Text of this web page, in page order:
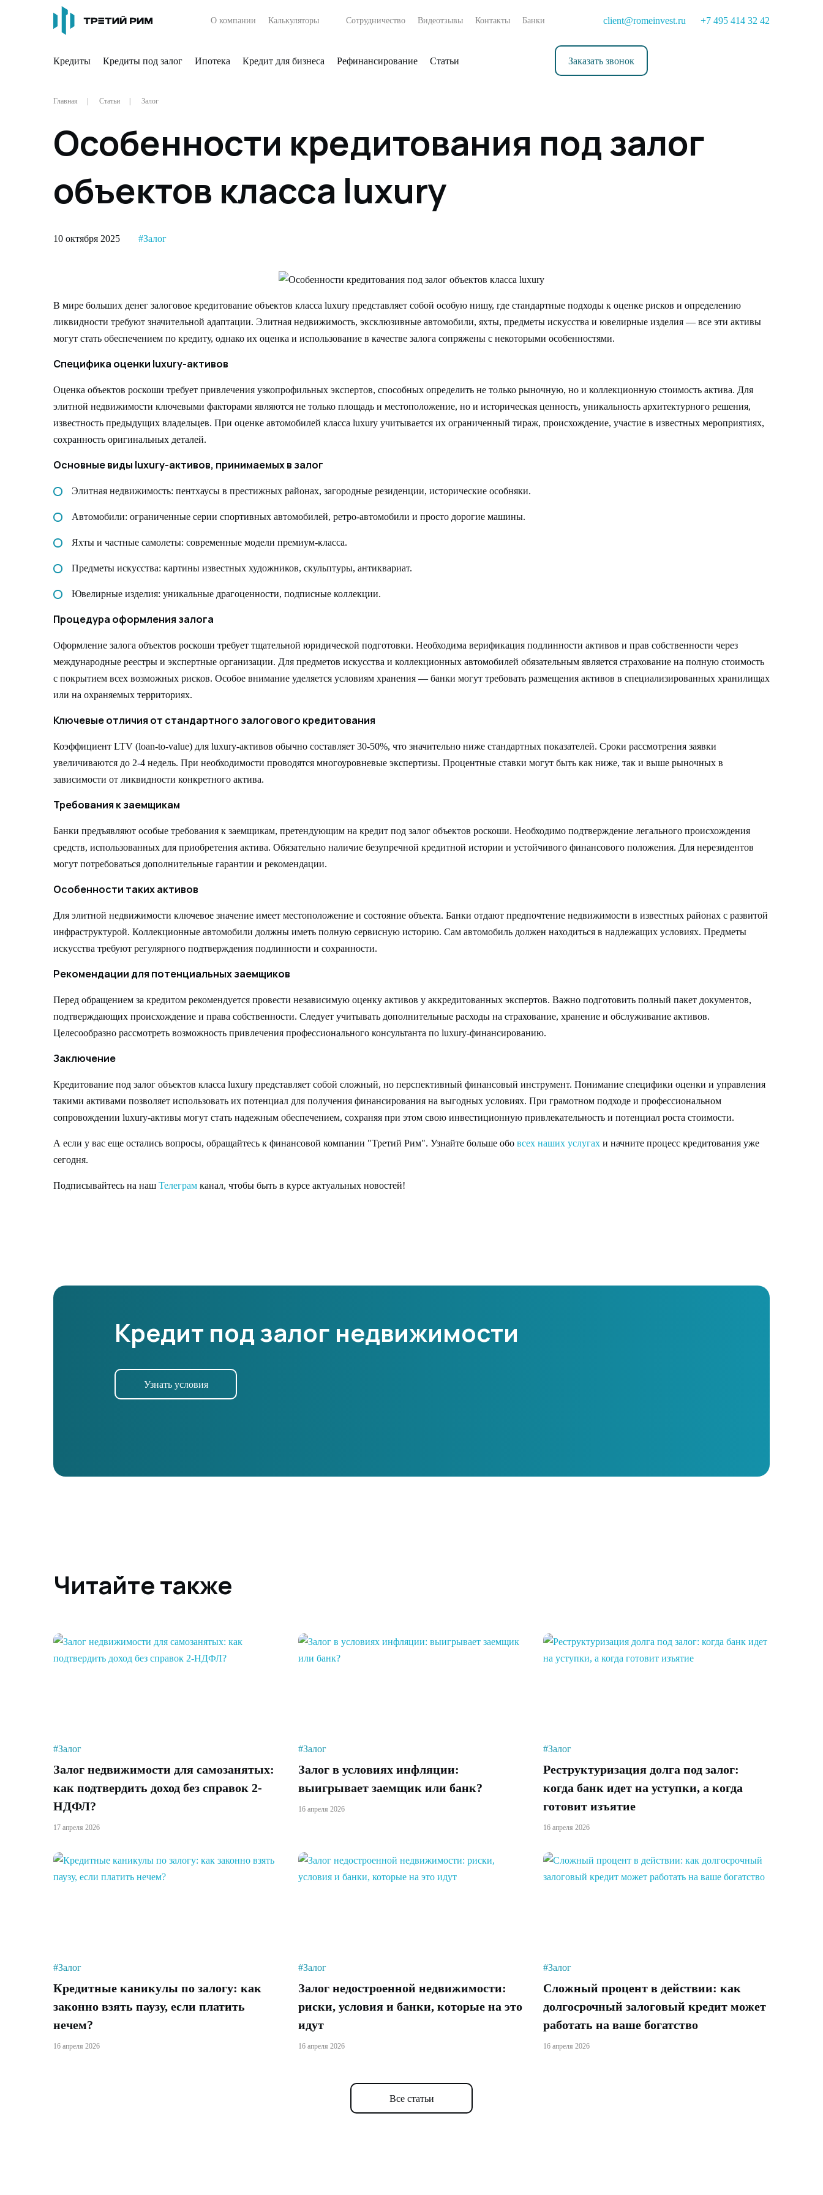
О компании Калькуляторы Сотрудничество Видеотзывы Контакты Банки client@romeinvest.ru +7 495 414 32 42
Кредиты Кредиты под залог Ипотека Кредит для бизнеса Рефинансирование Статьи Заказать звонок
Главная Статьи Залог
Особенности кредитования под залог
объектов класса luxury
10 октября 2025 #Залог
В мире больших денег залоговое кредитование объектов класса luxury представляет собой особую нишу, где стандартные подходы к оценке рисков и определению
ликвидности требуют значительной адаптации. Элитная недвижимость, эксклюзивные автомобили, яхты, предметы искусства и ювелирные изделия — все эти активы
могут стать обеспечением по кредиту, однако их оценка и использование в качестве залога сопряжены с некоторыми особенностями.
Специфика оценки luxury-активов
Оценка объектов роскоши требует привлечения узкопрофильных экспертов, способных определить не только рыночную, но и коллекционную стоимость актива. Для
элитной недвижимости ключевыми факторами являются не только площадь и местоположение, но и историческая ценность, уникальность архитектурного решения,
известность предыдущих владельцев. При оценке автомобилей класса luxury учитывается их ограниченный тираж, происхождение, участие в известных мероприятиях,
сохранность оригинальных деталей.
Основные виды luxury-активов, принимаемых в залог
Элитная недвижимость: пентхаусы в престижных районах, загородные резиденции, исторические особняки.
Автомобили: ограниченные серии спортивных автомобилей, ретро-автомобили и просто дорогие машины.
Яхты и частные самолеты: современные модели премиум-класса.
Предметы искусства: картины известных художников, скульптуры, антиквариат.
Ювелирные изделия: уникальные драгоценности, подписные коллекции.
Процедура оформления залога
Оформление залога объектов роскоши требует тщательной юридической подготовки. Необходима верификация подлинности активов и прав собственности через
международные реестры и экспертные организации. Для предметов искусства и коллекционных автомобилей обязательным является страхование на полную стоимость
с покрытием всех возможных рисков. Особое внимание уделяется условиям хранения — банки могут требовать размещения активов в специализированных хранилищах
или на охраняемых территориях.
Ключевые отличия от стандартного залогового кредитования
Коэффициент LTV (loan-to-value) для luxury-активов обычно составляет 30-50%, что значительно ниже стандартных показателей. Сроки рассмотрения заявки
увеличиваются до 2-4 недель. При необходимости проводятся многоуровневые экспертизы. Процентные ставки могут быть как ниже, так и выше рыночных в
зависимости от ликвидности конкретного актива.
Требования к заемщикам
Банки предъявляют особые требования к заемщикам, претендующим на кредит под залог объектов роскоши. Необходимо подтверждение легального происхождения
средств, использованных для приобретения актива. Обязательно наличие безупречной кредитной истории и устойчивого финансового положения. Для нерезидентов
могут потребоваться дополнительные гарантии и рекомендации.
Особенности таких активов
Для элитной недвижимости ключевое значение имеет местоположение и состояние объекта. Банки отдают предпочтение недвижимости в известных районах с развитой
инфраструктурой. Коллекционные автомобили должны иметь полную сервисную историю. Сам автомобиль должен находиться в надлежащих условиях. Предметы
искусства требуют регулярного подтверждения подлинности и сохранности.
Рекомендации для потенциальных заемщиков
Перед обращением за кредитом рекомендуется провести независимую оценку активов у аккредитованных экспертов. Важно подготовить полный пакет документов,
подтверждающих происхождение и права собственности. Следует учитывать дополнительные расходы на страхование, хранение и обслуживание активов.
Целесообразно рассмотреть возможность привлечения профессионального консультанта по luxury-финансированию.
Заключение
Кредитование под залог объектов класса luxury представляет собой сложный, но перспективный финансовый инструмент. Понимание специфики оценки и управления
такими активами позволяет использовать их потенциал для получения финансирования на выгодных условиях. При грамотном подходе и профессиональном
сопровождении luxury-активы могут стать надежным обеспечением, сохраняя при этом свою инвестиционную привлекательность и потенциал роста стоимости.
А если у вас еще остались вопросы, обращайтесь к финансовой компании "Третий Рим". Узнайте больше обо всех наших услугах и начните процесс кредитования уже
сегодня.
Подписывайтесь на наш Телеграм канал, чтобы быть в курсе актуальных новостей!
Кредит под залог недвижимости
Узнать условия
Читайте также
#Залог
Залог недвижимости для самозанятых:
как подтвердить доход без справок 2-
НДФЛ?
17 апреля 2026
#Залог
Залог в условиях инфляции:
выигрывает заемщик или банк?
16 апреля 2026
#Залог
Реструктуризация долга под залог:
когда банк идет на уступки, а когда
готовит изъятие
16 апреля 2026
#Залог
Кредитные каникулы по залогу: как
законно взять паузу, если платить
нечем?
16 апреля 2026
#Залог
Залог недостроенной недвижимости:
риски, условия и банки, которые на это
идут
16 апреля 2026
#Залог
Сложный процент в действии: как
долгосрочный залоговый кредит может
работать на ваше богатство
16 апреля 2026
Все статьи